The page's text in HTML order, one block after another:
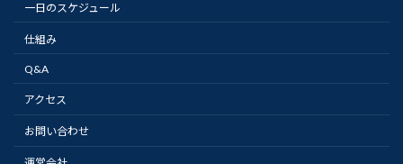
一日のスケジュール
仕組み
Q&A
アクセス
お問い合わせ